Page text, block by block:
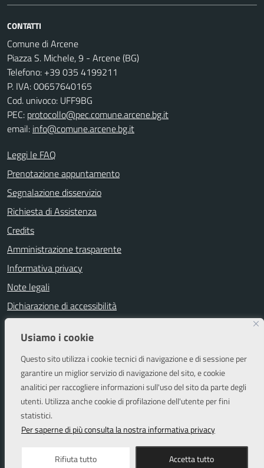
Usiamo i cookie
Questo sito utilizza i cookie tecnici di navigazione e di sessione per
garantire un miglior servizio di navigazione del sito, e cookie
analitici per raccogliere informazioni sull'uso del sito da parte degli
utenti. Utilizza anche cookie di profilazione dell'utente per fini
statistici.
Per saperne di più consulta la nostra informativa privacy
Rifiuta tutto Accetta tutto
CONTATTI
Comune di Arcene
Piazza S. Michele, 9 - Arcene (BG)
Telefono: +39 035 4199211
P. IVA: 00657640165
Cod. univoco: UFF9BG
PEC: protocollo@pec.comune.arcene.bg.it
email: info@comune.arcene.bg.it
Leggi le FAQ
Prenotazione appuntamento
Segnalazione disservizio
Richiesta di Assistenza
Credits
Amministrazione trasparente
Informativa privacy
Note legali
Dichiarazione di accessibilità
Attuazione misure PNRR
Piano di miglioramento del sito
SEGUICI SU
Facebook Instagram